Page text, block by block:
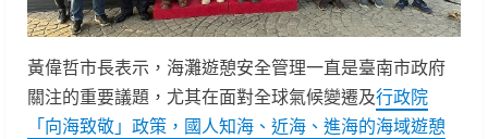
黃偉哲市長表示，海灘遊憩安全管理一直是臺南市政府
關注的重要議題，尤其在面對全球氣候變遷及行政院
「向海致敬」政策，國人知海、近海、進海的海域遊憩